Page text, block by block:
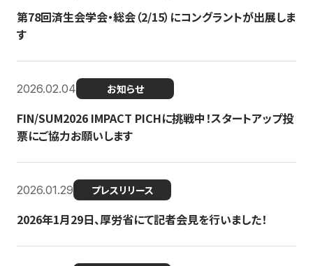
第78回済生会学会・総会（2/15）にコングラントが出展しま
す
2026.02.04 お知らせ
FIN/SUM2026 IMPACT PICHに挑戦中！スタートアップ投
票にご協力お願いします
2026.01.29 プレスリリース
2026年1月29日、厚労省にて記者会見を行いました！